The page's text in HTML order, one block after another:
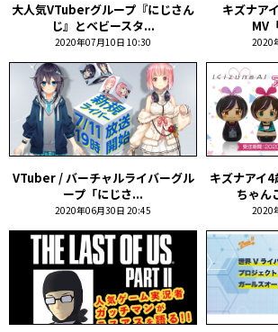
大人気VTuberグループ『にじさん
じ』とベビースタ...
2020年07月10日 10:30
キズナア
MV
2020
VTuber / バーチャルライバーグル
ープ「にじさ...
2020年06月30日 20:45
キズナアイ
ちゃん
2020